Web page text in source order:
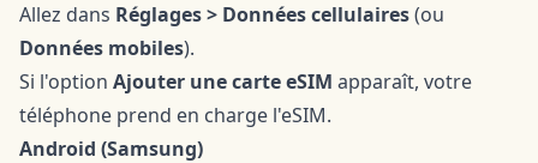
Allez dans Réglages > Données cellulaires(ou
Données mobiles).
Si l'option Ajouter une carte eSIM apparaît, votre
téléphone prend en charge l'eSIM.
Android (Samsung)